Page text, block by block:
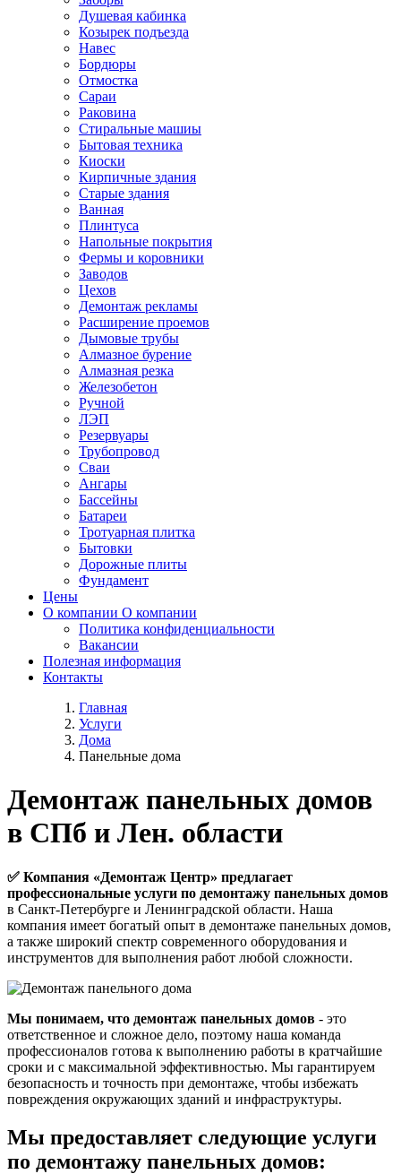
Душевая кабинка
Козырек подъезда
Навес
Бордюры
Отмостка
Сараи
Раковина
Стиральные машиы
Бытовая техника
Киоски
Кирпичные здания
Старые здания
Ванная
Плинтуса
Напольные покрытия
Фермы и коровники
Заводов
Цехов
Демонтаж рекламы
Расширение проемов
Дымовые трубы
Алмазное бурение
Алмазная резка
Железобетон
Ручной
ЛЭП
Резервуары
Трубопровод
Сваи
Ангары
Бассейны
Батареи
Тротуарная плитка
Бытовки
Дорожные плиты
Фундамент
Цены
О компании О компании
Политика конфиденциальности
Вакансии
Полезная информация
Контакты
Главная
Услуги
Дома
Панельные дома
Демонтаж панельных домов
в СПб и Лен. области
✅ Компания «Демонтаж Центр» предлагает
профессиональные услуги по демонтажу панельных домов
в Санкт-Петербурге и Ленинградской области. Наша
компания имеет богатый опыт в демонтаже панельных домов,
а также широкий спектр современного оборудования и
инструментов для выполнения работ любой сложности.
Мы понимаем, что демонтаж панельных домов - это
ответственное и сложное дело, поэтому наша команда
профессионалов готова к выполнению работы в кратчайшие
сроки и с максимальной эффективностью. Мы гарантируем
безопасность и точность при демонтаже, чтобы избежать
повреждения окружающих зданий и инфраструктуры.
Мы предоставляет следующие услуги
по демонтажу панельных домов: